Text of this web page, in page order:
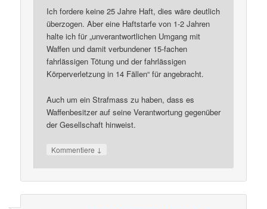
Ich fordere keine 25 Jahre Haft, dies wäre deutlich
überzogen. Aber eine Haftstarfe von 1-2 Jahren
halte ich für „unverantwortlichen Umgang mit
Waffen und damit verbundener 15-fachen
fahrlässigen Tötung und der fahrlässigen
Körperverletzung in 14 Fällen“ für angebracht.
Auch um ein Strafmass zu haben, dass es
Waffenbesitzer auf seine Verantwortung gegenüber
der Gesellschaft hinweist.
Kommentiere ↓